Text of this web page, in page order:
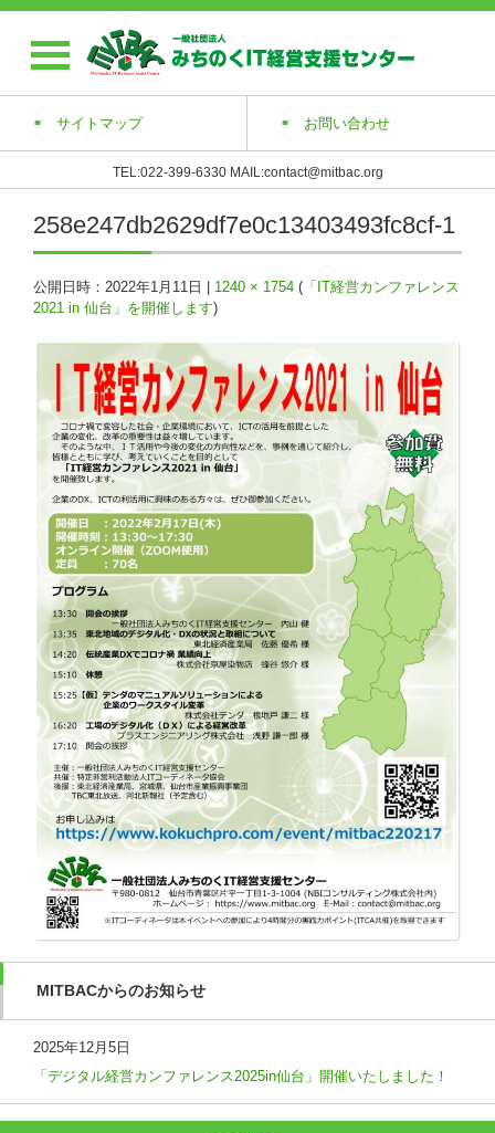
サイトマップ お問い合わせ
TEL:022-399-6330 MAIL:contact@mitbac.org
258e247db2629df7e0c13403493fc8cf-1
公開日時： 2022年1月11日 1240 × 1754 ( 「IT経営カンファレンス
2021 in 仙台」を開催します)
MITBACからのお知らせ
2025年12月5日
「デジタル経営カンファレンス2025in仙台」開催いたしました！